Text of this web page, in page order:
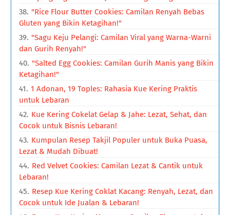
"Rice Flour Butter Cookies: Camilan Renyah Bebas
Gluten yang Bikin Ketagihan!"
"Sagu Keju Pelangi: Camilan Viral yang Warna-Warni
dan Gurih Renyah!"
"Salted Egg Cookies: Camilan Gurih Manis yang Bikin
Ketagihan!"
1 Adonan, 19 Toples: Rahasia Kue Kering Praktis
untuk Lebaran
Kue Kering Cokelat Gelap & Jahe: Lezat, Sehat, dan
Cocok untuk Bisnis Lebaran!
Kumpulan Resep Takjil Populer untuk Buka Puasa,
Lezat & Mudah Dibuat!
Red Velvet Cookies: Camilan Lezat & Cantik untuk
Lebaran!
Resep Kue Kering Coklat Kacang: Renyah, Lezat, dan
Cocok untuk Ide Jualan & Lebaran!